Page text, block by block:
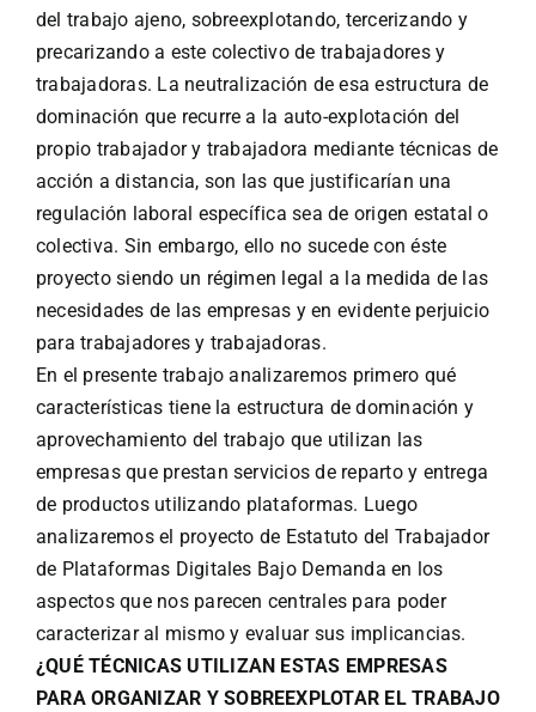
del trabajo ajeno, sobreexplotando, tercerizando y
precarizando a este colectivo de trabajadores y
trabajadoras. La neutralización de esa estructura de
dominación que recurre a la auto-explotación del
propio trabajador y trabajadora mediante técnicas de
acción a distancia, son las que justificarían una
regulación laboral específica sea de origen estatal o
colectiva. Sin embargo, ello no sucede con éste
proyecto siendo un régimen legal a la medida de las
necesidades de las empresas y en evidente perjuicio
para trabajadores y trabajadoras.
En el presente trabajo analizaremos primero qué
características tiene la estructura de dominación y
aprovechamiento del trabajo que utilizan las
empresas que prestan servicios de reparto y entrega
de productos utilizando plataformas. Luego
analizaremos el proyecto de Estatuto del Trabajador
de Plataformas Digitales Bajo Demanda en los
aspectos que nos parecen centrales para poder
caracterizar al mismo y evaluar sus implicancias.
¿QUÉ TÉCNICAS UTILIZAN ESTAS EMPRESAS
PARA ORGANIZAR Y SOBREEXPLOTAR EL TRABAJO